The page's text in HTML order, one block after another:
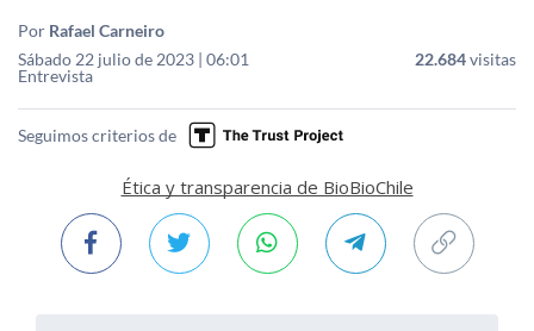
Por Rafael Carneiro
Sábado 22 julio de 2023 | 06:01
Entrevista
22.684visitas
Seguimos criterios de
Ética y transparencia de BioBioChile